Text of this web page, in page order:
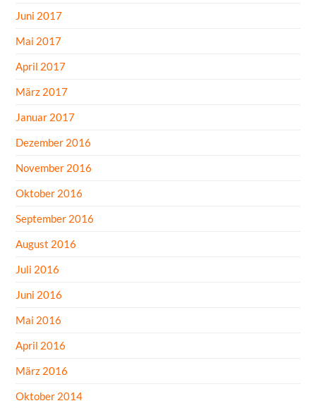
Juni 2017
Mai 2017
April 2017
März 2017
Januar 2017
Dezember 2016
November 2016
Oktober 2016
September 2016
August 2016
Juli 2016
Juni 2016
Mai 2016
April 2016
März 2016
Oktober 2014